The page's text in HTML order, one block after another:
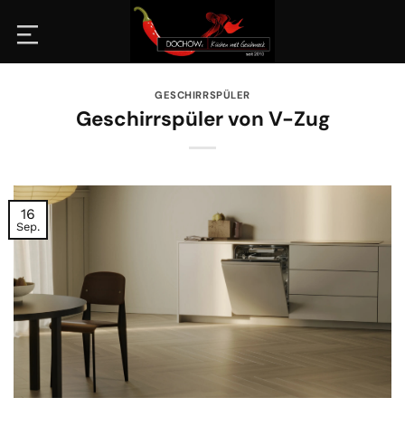
Inhalt
GESCHIRRSPÜLER
Geschirrspüler von V-Zug
16
Sep.